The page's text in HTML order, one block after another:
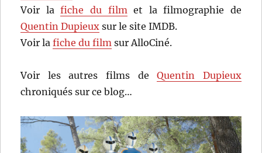
Voir lafiche du film et la filmographie de
Quentin Dupieux sur le site IMDB.
Voir lafiche du film sur AlloCiné.
Voir les autres films deQuentin Dupieux
chroniqués sur ce blog…